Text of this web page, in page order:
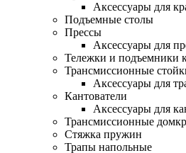
Аксессуары для
Подъемные столы
Прессы
Аксессуары для
Тележки и подъемники
Трансмиссионные
Аксессуары для
Кантователи
Аксессуары для
Трансмиссионные
Стяжка пружин
Трапы напольные